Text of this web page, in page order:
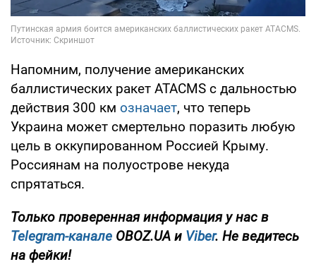
Напомним, получение американских
баллистических ракет ATACMS с дальностью
действия 300 км означает, что теперь
Украина может смертельно поразить любую
цель в оккупированном Россией Крыму.
Россиянам на полуострове некуда
спрятаться.
Только проверенная информация у нас в
Telegram-канале OBOZ.UA и Viber. Не ведитесь
на фейки!